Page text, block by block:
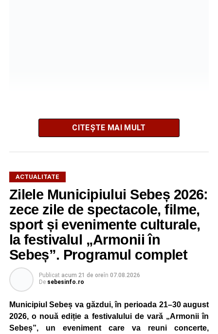
Potrivit informațiilor transmise de polițiști, în jurul orei
În urma impactului, bărbatul a fost proiectat în două
autoturisme parcate regulamentar pe marginea drumului.
Victima a suferit leziuni și a fost transportată la spital
pentru investigații și îngrijiri medicale.
Atât conducătorul auto, cât și biciclistul au fost testați cu
aparatul etilotest, rezultatele fiind negative.
Polițiștii au deschis un dosar penal și continuă cercetările
pentru vătămare corporală din culpă, urmând să
stabilească toate împrejurările în care s-a produs
accidentul.
CITEȘTE MAI MULT
ACTUALITATE
Zilele Municipiului Sebeș 2026:
zece zile de spectacole, filme,
sport și evenimente culturale,
la festivalul „Armonii în
Sebeș”. Programul complet
Publicat acum 21 de oreîn 07.08.2026
De sebesinfo.ro
Municipiul Sebeș va găzdui, în perioada 21–30 august
2026, o nouă ediție a festivalului de vară „Armonii în
Sebeș”, un eveniment care va reuni concerte,